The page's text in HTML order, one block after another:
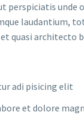
perspiciatis unde
laudantium,
quasi architecto
adi pisicing elit
et dolore